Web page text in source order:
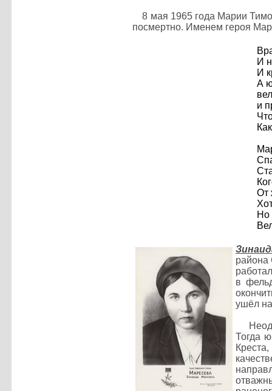
8 мая 1965 года Марии
посмертно. Именем героя
И
И
А
и
От
Но
района
в
ушёл
Тогда